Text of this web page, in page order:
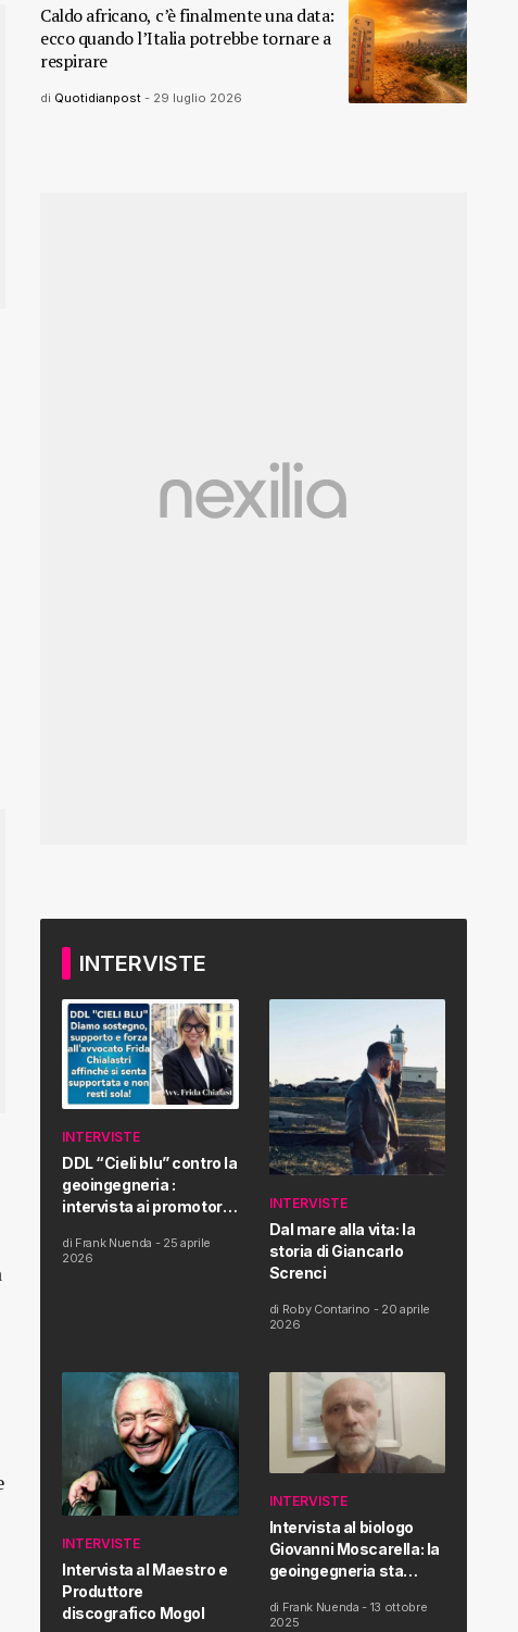
Caldo africano, c’è finalmente una data:
ecco quando l’Italia potrebbe tornare a
respirare
di Quotidianpost - 29 luglio 2026
INTERVISTE
INTERVISTE
DDL “Cieli blu” contro la
geoingegneria :
intervista ai promotori
Proposta di Legge
di Frank Nuenda - 25 aprile
2026
INTERVISTE
Dal mare alla vita: la
storia di Giancarlo
Screnci
di Roby Contarino - 20 aprile
2026
INTERVISTE
Intervista al Maestro e
Produttore
discografico Mogol
INTERVISTE
Intervista al biologo
Giovanni Moscarella: la
geoingegneria sta
salute dell’uomo
di Frank Nuenda - 13 ottobre
2025